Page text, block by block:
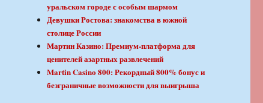
уральском городе с особым шармом
Девушки Ростова: знакомства в южной
столице России
Мартин Казино: Премиум-платформа для
ценителей азартных развлечений
Martin Casino 800: Рекордный 800% бонус и
безграничные возможности для выигрыша